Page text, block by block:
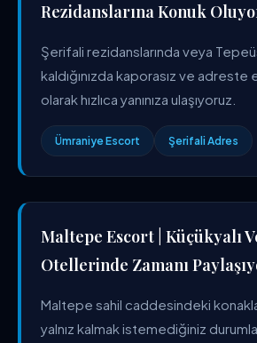
Rezidanslarına Konuk
Şerifali rezidanslarında veya
kaldığınızda kaporasız ve
olarak hızlıca yanınıza ulaşıyoruz.
Ümraniye Escort Şerifali Adres
Maltepe Escort | Küçükyalı
Otellerinde Zamanı
Maltepe sahil caddesindeki
yalnız kalmak istemediğiniz